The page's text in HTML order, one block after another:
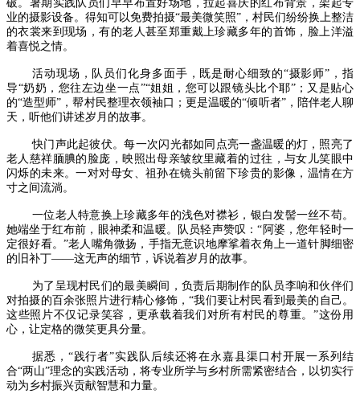
破。暑期实践队员们早早布置好场地，拉起喜庆的红布背景，架起专
业的摄影设备。得知可以免费拍摄“最美微笑照”，村民们纷纷换上整洁
的衣裳来到现场，有的老人甚至郑重戴上珍藏多年的首饰，脸上洋溢
着喜悦之情。
活动现场，队员们化身多面手，既是耐心细致的“摄影师”，指
导“奶奶，您往左边坐一点”“姐姐，您可以跟镜头比个耶”；又是贴心
的“造型师”，帮村民整理衣领袖口；更是温暖的“倾听者”，陪伴老人聊
天，听他们讲述岁月的故事。
快门声此起彼伏。每一次闪光都如同点亮一盏温暖的灯，照亮了
老人慈祥腼腆的脸庞，映照出母亲皱纹里藏着的过往，与女儿笑眼中
闪烁的未来。一对对母女、祖孙在镜头前留下珍贵的影像，温情在方
寸之间流淌。
一位老人特意换上珍藏多年的浅色对襟衫，银白发髻一丝不苟。
她端坐于红布前，眼神柔和温暖。队员轻声赞叹：“阿婆，您年轻时一
定很好看。”老人嘴角微扬，手指无意识地摩挲着衣角上一道针脚细密
的旧补丁——这无声的细节，诉说着岁月的故事。
为了呈现村民们的最美瞬间，负责后期制作的队员李响和伙伴们
对拍摄的百余张照片进行精心修饰，“我们要让村民看到最美的自己。
这些照片不仅记录笑容，更承载着我们对所有村民的尊重。”这份用
心，让定格的微笑更具分量。
据悉，“践行者”实践队后续还将在永嘉县渠口村开展一系列结
合“两山”理念的实践活动，将专业所学与乡村所需紧密结合，以切实行
动为乡村振兴贡献智慧和力量。